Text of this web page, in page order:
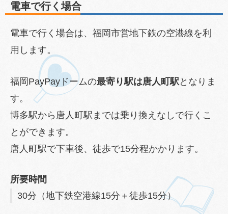
電車で行く場合
電車で行く場合は、福岡市営地下鉄の空港線を利
用します。
福岡PayPayドームの最寄り駅は唐人町駅 となりま
す。
博多駅から唐人町駅までは乗り換えなしで行くこ
とができます。
唐人町駅で下車後、徒歩で15分程かかります。
所要時間
30分（地下鉄空港線15分＋徒歩15分）